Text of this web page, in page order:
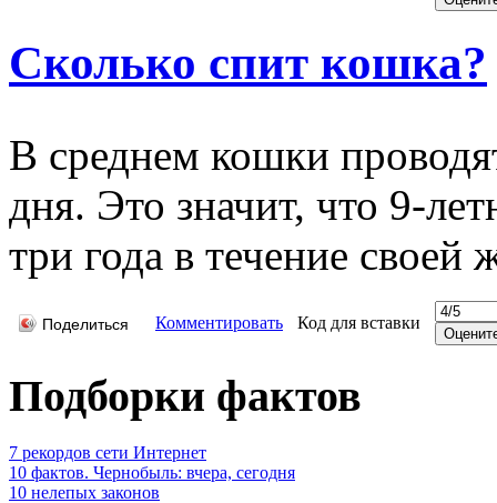
Сколько спит кошка?
В среднем кошки
дня. Это значит, что 9-
три года в течение своей
Поделиться Комментировать Код для вставки
Подборки фактов
7 рекордов сети Интернет
10 фактов. Чернобыль: вчера, сегодня
10 нелепых законов